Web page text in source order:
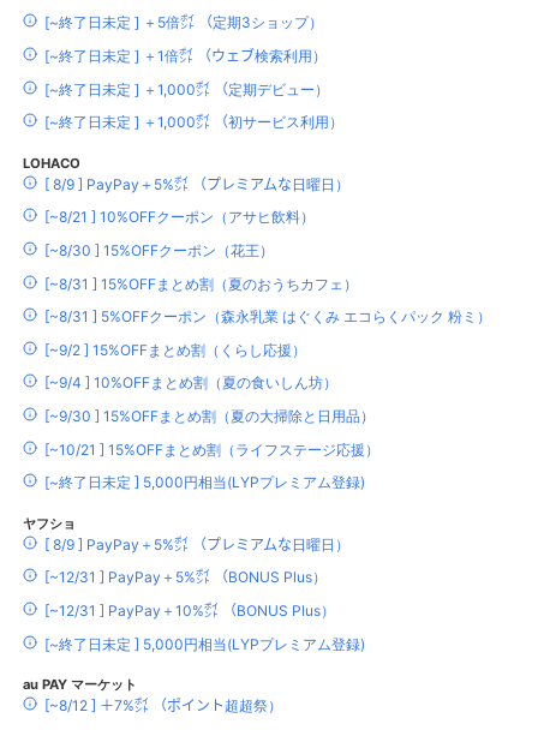
[~終了日未定 ] ＋5倍㌽ （定期3ショップ）
[~終了日未定 ] ＋1倍㌽ （ウェブ検索利用）
[~終了日未定 ] ＋1,000㌽ （定期デビュー）
[~終了日未定 ] ＋1,000㌽ （初サービス利用）
LOHACO
[ 8/9 ] PayPay＋5%㌽ （プレミアムな日曜日）
[~8/21 ] 10%OFFクーポン（アサヒ飲料）
[~8/30 ] 15%OFFクーポン（花王）
[~8/31 ] 15%OFFまとめ割（夏のおうちカフェ）
[~8/31 ] 5%OFFクーポン（森永乳業 はぐくみ エコらくパック 粉ミ）
[~9/2 ] 15%OFFまとめ割（くらし応援）
[~9/4 ] 10%OFFまとめ割（夏の食いしん坊）
[~9/30 ] 15%OFFまとめ割（夏の大掃除と日用品）
[~10/21 ] 15%OFFまとめ割（ライフステージ応援）
[~終了日未定 ] 5,000円相当(LYPプレミアム登録)
ヤフショ
[ 8/9 ] PayPay＋5%㌽ （プレミアムな日曜日）
[~12/31 ] PayPay＋5%㌽ （BONUS Plus）
[~12/31 ] PayPay＋10%㌽ （BONUS Plus）
[~終了日未定 ] 5,000円相当(LYPプレミアム登録)
au PAY マーケット
[~8/12 ] ＋7%㌽ （ポイント超超祭）